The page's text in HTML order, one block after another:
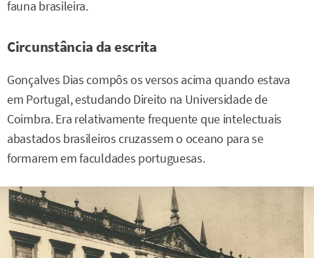
fauna brasileira.
Circunstância da escrita
Gonçalves Dias compôs os versos acima quando estava
em Portugal, estudando Direito na Universidade de
Coimbra. Era relativamente frequente que intelectuais
abastados brasileiros cruzassem o oceano para se
formarem em faculdades portuguesas.